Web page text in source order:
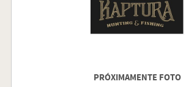
PRÓXIMAMENTE FOTO